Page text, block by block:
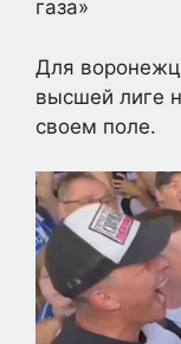
газа»
Для
высшей лиге
своем поле.